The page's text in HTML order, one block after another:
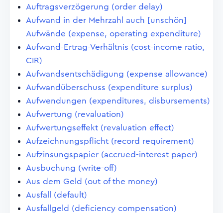
Auftragsverzögerung (order delay)
Aufwand in der Mehrzahl auch [unschön]
Aufwände (expense, operating expenditure)
Aufwand-Ertrag-Verhältnis (cost-income ratio,
CIR)
Aufwandsentschädigung (expense allowance)
Aufwandüberschuss (expenditure surplus)
Aufwendungen (expenditures, disbursements)
Aufwertung (revaluation)
Aufwertungseffekt (revaluation effect)
Aufzeichnungspflicht (record requirement)
Aufzinsungspapier (accrued-interest paper)
Ausbuchung (write-off)
Aus dem Geld (out of the money)
Ausfall (default)
Ausfallgeld (deficiency compensation)